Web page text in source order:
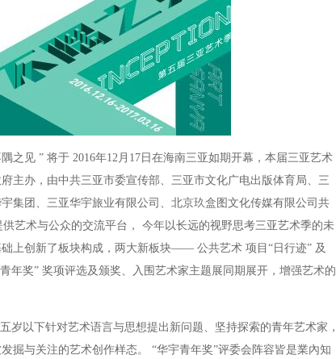
之见 ” 将于 2016年12月17日在海南三亚如期开幕，本届三亚艺术
主办，由中共三亚市委宣传部、三亚市文化广电出版体育局、三
集团、三亚华宇旅业有限公司、北京玖盒图文化传媒有限公司共
供艺术与公众的交流平台， 今年以长远的视野思考三亚艺术季的未
上创新了板块构成，两大新板块—— 公共艺术 项目“日行迹” 及
年奖” 奖项评选及颁奖、入围艺术家主题展同期展开，增强艺术的
岁以下针对艺术语言与思想提出新问题、坚持探索的青年艺术家，
掘与关注的艺术创作样态。 “华宇青年奖”评委会阵容皆是業內知